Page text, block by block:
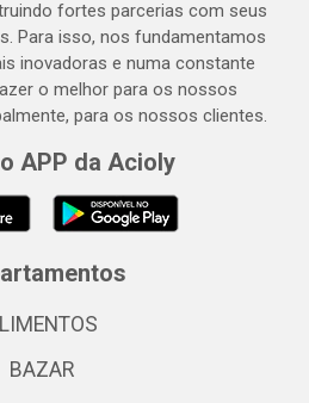
fortes parcerias com seus
Para isso, nos fundamentamos
inovadoras e numa constante
o melhor para os nossos
para os nossos clientes.
APP da Acioly
BAZAR